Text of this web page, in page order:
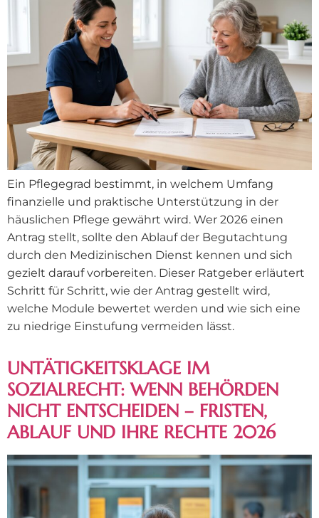
Ein Pflegegrad bestimmt, in welchem Umfang
finanzielle und praktische Unterstützung in der
häuslichen Pflege gewährt wird. Wer 2026 einen
Antrag stellt, sollte den Ablauf der Begutachtung
durch den Medizinischen Dienst kennen und sich
gezielt darauf vorbereiten. Dieser Ratgeber erläutert
Schritt für Schritt, wie der Antrag gestellt wird,
welche Module bewertet werden und wie sich eine
zu niedrige Einstufung vermeiden lässt.
UNTÄTIGKEITSKLAGE IM
SOZIALRECHT: WENN BEHÖRDEN
NICHT ENTSCHEIDEN – FRISTEN,
ABLAUF UND IHRE RECHTE 2026